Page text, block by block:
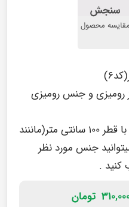
سنجش
مقایسه محصول
رومیزی و جنس رومیزی
درحالت پیش فرض رومیزی گرد با قطر ۱۰۰ سانتی متر(ماننند
جنس مورد نظر
کنید .
تومان